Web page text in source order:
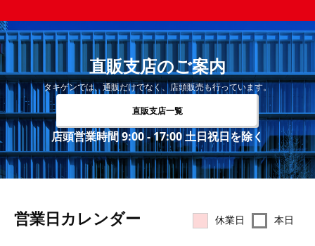
直販支店のご案内
タキゲンでは、通販だけでなく、店頭販売も行っています。
直販支店一覧
店頭営業時間 9:00 - 17:00 土日祝日を除く
営業⽇カレンダー 休業日 本日